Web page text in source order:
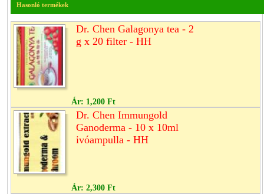
Hasonló termékek
Dr. Chen Galagonya tea - 2
g x 20 filter - HH
Ár: 1,200 Ft
Dr. Chen Immungold
Ganoderma - 10 x 10ml
ivóampulla - HH
Ár: 2,300 Ft